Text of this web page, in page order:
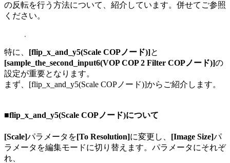
の反転を行う方法について、紹介しています。併せてご参照
ください。
特に、 [flip_x_and_y5(Scale COPノード)]と
[sample_the_second_input6(VOP COP 2 Filter COPノード)]の
設定が重要となります。
まず、[flip_x_and_y5(Scale COPノード)]からご紹介します。
■flip_x_and_y5(Scale COPノード)について
[Scale]パラメータを[To Resolution]に変更し、 [Image Size]パ
ラメータを編集モードに切り替えます。パラメータにそれぞ
れ、